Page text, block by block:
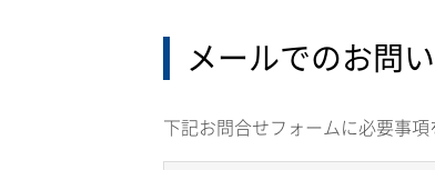
メールでのお問
下記お問合せフォームに必要事項